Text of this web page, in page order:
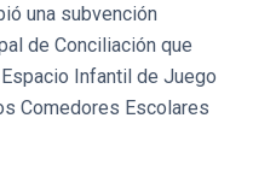
una subvención
de Conciliación que
Infantil de Juego
Comedores Escolares